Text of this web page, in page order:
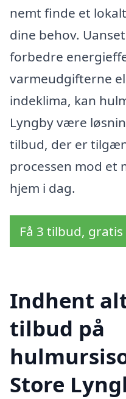
nemt finde et
dine behov.
forbedre
varmeudgifterne
indeklima, kan
Lyngby være
tilbud, der er
processen mod et
hjem i dag.
Få 3 tilbud,
Indhent
tilbud på
Store